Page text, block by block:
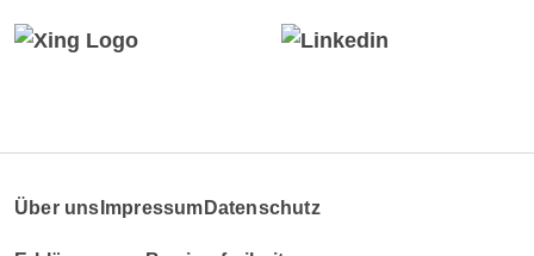
Über uns Impressum Datenschutz